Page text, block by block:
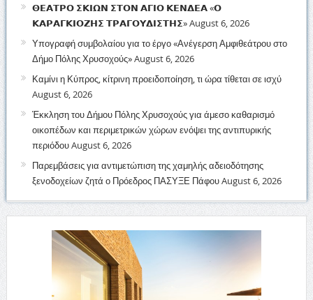
𝝝𝝚𝝖𝝩𝝦𝝤 𝝨𝝟𝝞𝝮𝝢 𝝨𝝩𝝤𝝢 𝝖𝝘𝝞𝝤 𝝟𝝚𝝢𝝙𝝚𝝖 «𝝤
𝝟𝝖𝝦𝝖𝝘𝝟𝝞𝝤𝝛𝝜𝝨 𝝩𝝦𝝖𝝘𝝤𝝪𝝙𝝞𝝨𝝩𝝜𝝨»August 6, 2026
Υπογραφή συμβολαίου για το έργο «Ανέγερση Αμφιθεάτρου στο
Δήμο Πόλης Χρυσοχούς»August 6, 2026
Καμίνι η Κύπρος, κίτρινη προειδοποίηση, τι ώρα τίθεται σε ισχύ
August 6, 2026
Έκκληση του Δήμου Πόλης Χρυσοχούς για άμεσο καθαρισμό
οικοπέδων και περιμετρικών χώρων ενόψει της αντιπυρικής
περιόδουAugust 6, 2026
Παρεμβάσεις για αντιμετώπιση της χαμηλής αδειοδότησης
ξενοδοχείων ζητά ο Πρόεδρος ΠΑΣΥΞΕ ΠάφουAugust 6, 2026